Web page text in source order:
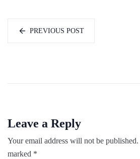
PREVIOUS POST
Leave a Reply
Your email address will not be published.
marked *